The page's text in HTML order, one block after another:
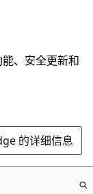
、安全更新和
的详细信息